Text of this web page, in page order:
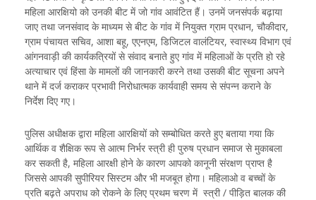
महिला आरक्षियो को उनकी बीट में जो गांव आवंटित हैं। उनमें जनसंपर्क बढ़ाया
जाए तथा जनसंवाद के माध्यम से बीट के गांव में नियुक्त ग्राम प्रधान, चौकीदार,
ग्राम पंचायत सचिव, आशा बहू, एएनएम, डिजिटल वालंटियर, स्वास्थ्य विभाग एवं
आंगनवाड़ी की कार्यकत्रियों से संवाद बनाते हुए गांव में महिलाओं के प्रति हो रहे
अत्याचार एवं हिंसा के मामलों की जानकारी करने तथा उसकी बीट सूचना अपने
थाने में दर्ज कराकर प्रभावी निरोधात्मक कार्यवाही समय से संपन्न कराने के
निर्देश दिए गए।
पुलिस अधीक्षक द्वारा महिला आरक्षियों को सम्बोधित करते हुए बताया गया कि
आर्थिक व शैक्षिक रूप से आत्म निर्भर स्त्री ही पुरुष प्रधान समाज से मुकाबला
कर सकती है, महिला आरक्षी होने के कारण आपको कानूनी संरक्षण प्राप्त है
जिससे आपकी सुपीरियर सिस्टम और भी मजबूत होगा। महिलाओ व बच्चों के
प्रति बढ़ते अपराध को रोकने के लिए प्रथम चरण में स्त्री / पीड़ित बालक की